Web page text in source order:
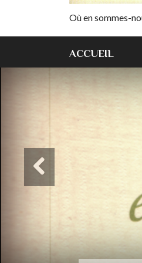
Où en sommes-
ACCUEIL